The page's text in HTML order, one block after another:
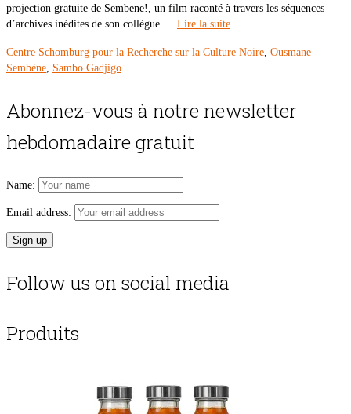
projection gratuite de Sembene!, un film raconté à travers les séquences
d’archives inédites de son collègue … Lire la suite
Centre Schomburg pour la Recherche sur la Culture Noire, Ousmane
Sembène, Sambo Gadjigo
Abonnez-vous à notre newsletter
hebdomadaire gratuit
Name:
Email address:
Follow us on social media
Produits